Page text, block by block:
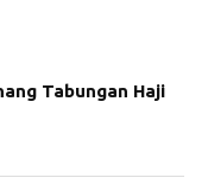
Tabungan Haji